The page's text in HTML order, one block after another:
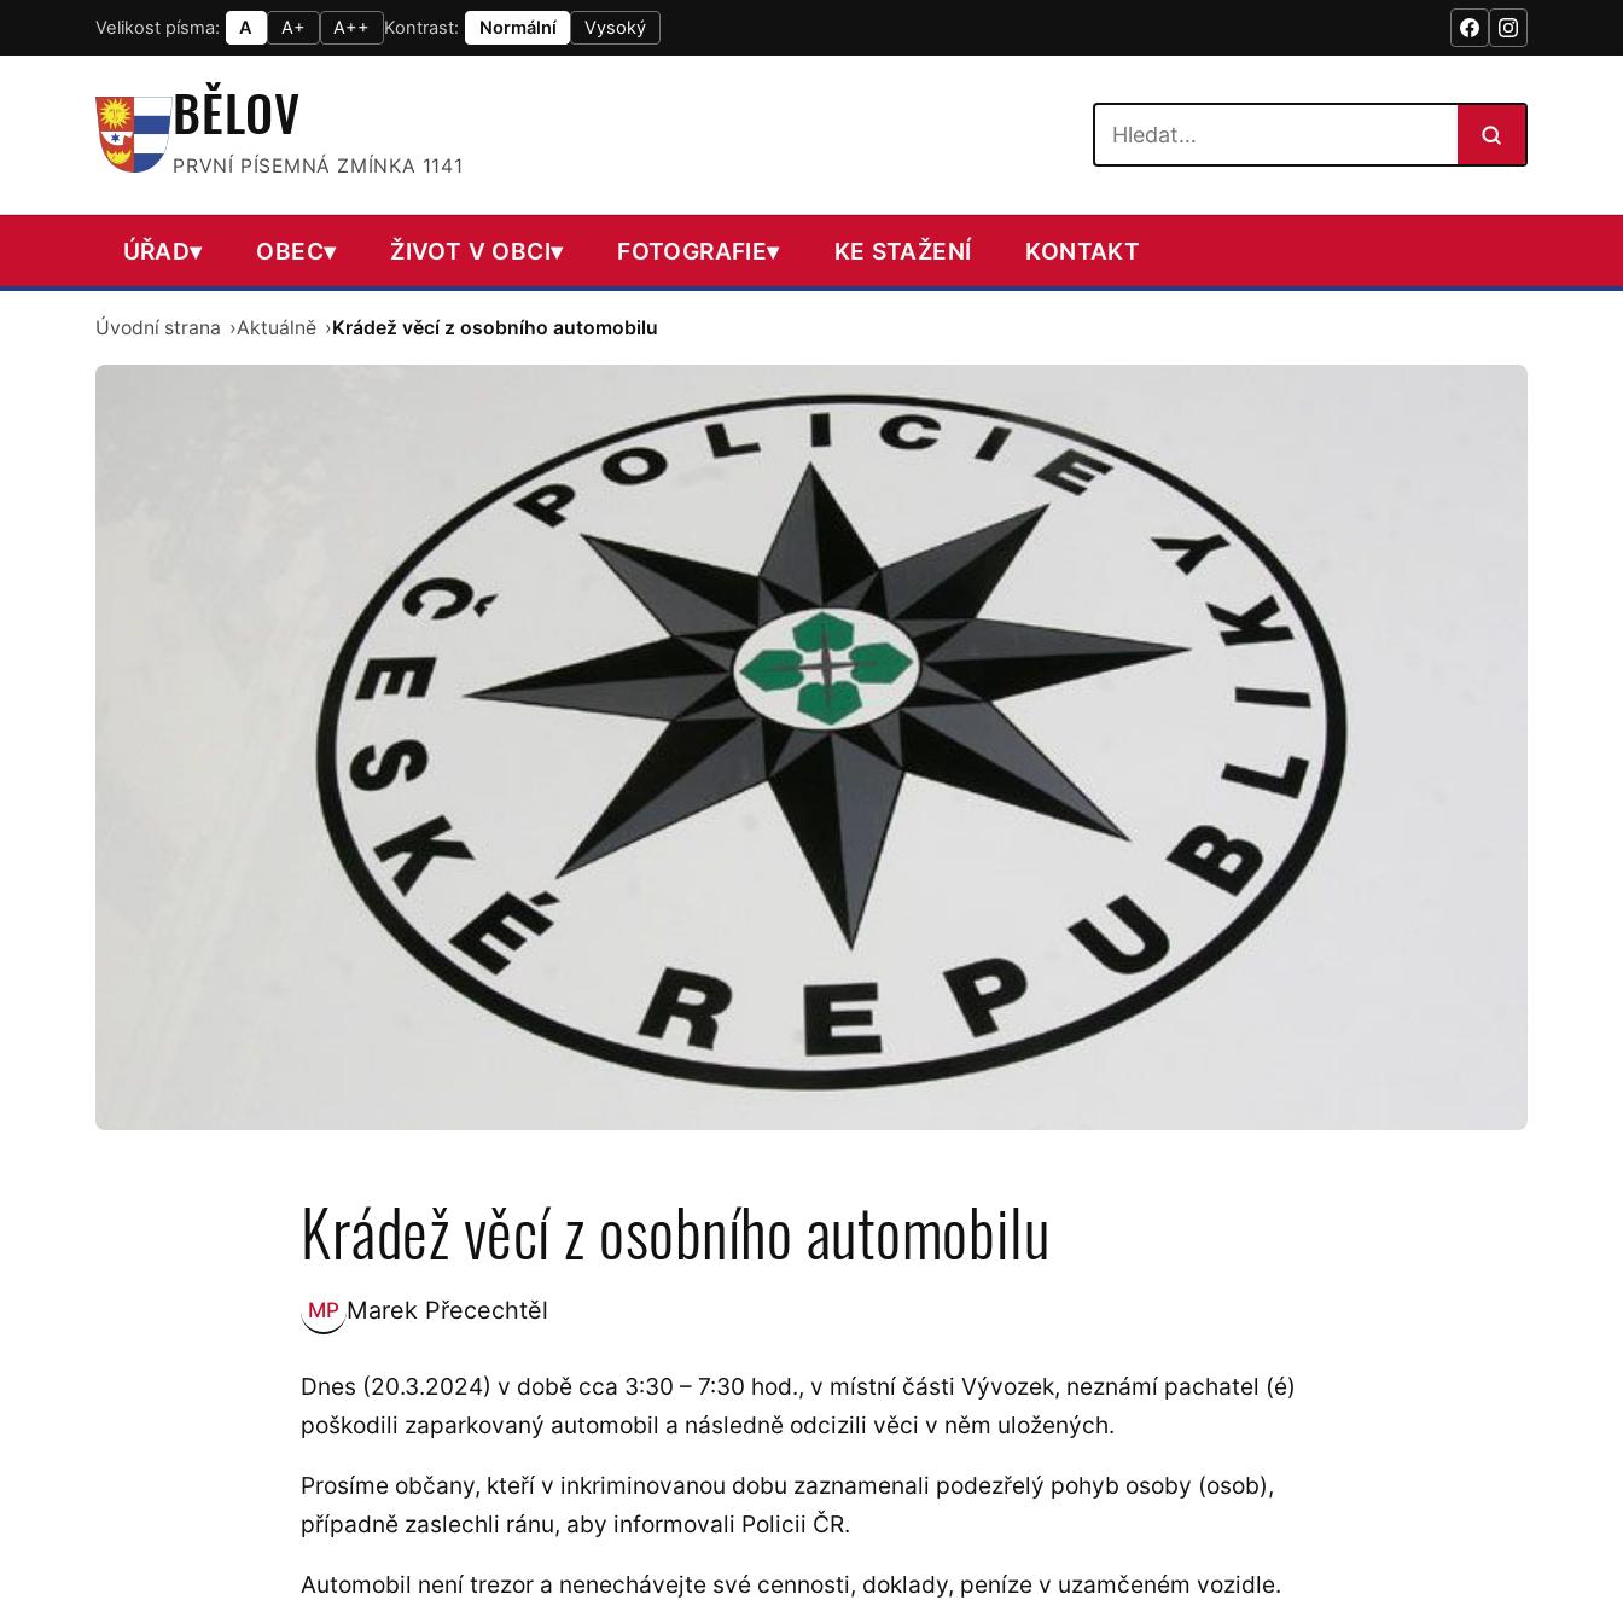
Velikost písma: A A+ A++ Kontrast: Normální Vysoký
BĚLOV
PRVNÍ PÍSEMNÁ ZMÍNKA 1141
ÚŘAD▾ OBEC▾ ŽIVOT V OBCI▾ FOTOGRAFIE▾ KE STAŽENÍ KONTAKT
Úvodní strana Aktuálně Krádež věcí z osobního automobilu
Krádež věcí z osobního automobilu
MP Zveřejnil:
Marek Přecechtěl
Dnes (20.3.2024) v době cca 3:30 – 7:30 hod., v místní části Vývozek, neznámí pachatel (é)
poškodili zaparkovaný automobil a následně odcizili věci v něm uložených.
Prosíme občany, kteří v inkriminovanou dobu zaznamenali podezřelý pohyb osoby (osob),
případně zaslechli ránu, aby informovali Policii ČR.
Automobil není trezor a nenechávejte své cennosti, doklady, peníze v uzamčeném vozidle.